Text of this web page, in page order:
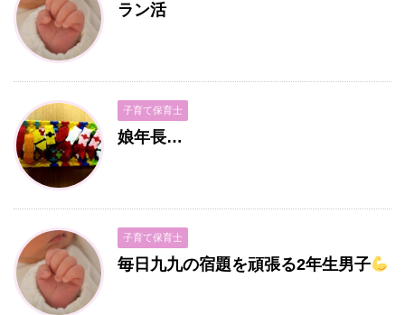
ラン活
子育て保育士
娘年長…
子育て保育士
毎日九九の宿題を頑張る2年生男子